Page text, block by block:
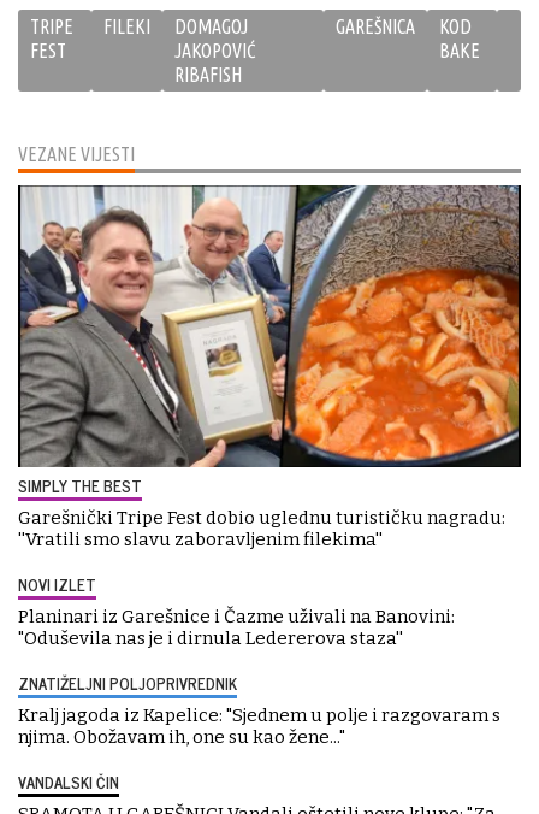
VEZANE VIJESTI
SIMPLY THE BEST
Garešnički Tripe Fest dobio uglednu turističku nagradu:
''Vratili smo slavu zaboravljenim filekima''
NOVI IZLET
Planinari iz Garešnice i Čazme uživali na Banovini:
"Oduševila nas je i dirnula Ledererova staza''
ZNATIŽELJNI POLJOPRIVREDNIK
Kralj jagoda iz Kapelice: "Sjednem u polje i razgovaram s
njima. Obožavam ih, one su kao žene..."
VANDALSKI ČIN
TRIPE
FEST
FILEKI
DOMAGOJ
JAKOPOVIĆ
RIBAFISH
GAREŠNICA
KOD
BAKE